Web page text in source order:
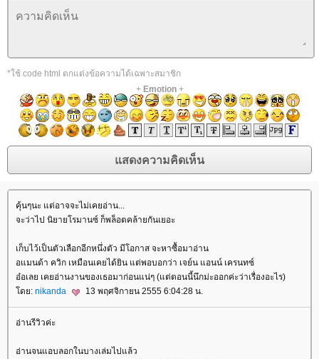
*ใช้ code html ตกแต่งข้อความได้เฉพาะสมาชิก
+ Emotion+
คุ้นๆนะ แต่อาจจะไม่เคยอ่าน...
จะว่าไป นิยายโรมานซ์ ก็พล็อตคล้ายกันเยอะ
เก็บไว้เป็นตัวเลือกอีกหนึ่งตัว มีโอกาส จะหาซื้อมาอ่าน
อแมนด้า ควิก เหมือนเคยได้ยิน แต่พอบอกว่า เจย์น แอนน์ เครนทซ์
อ๋อเลย เคยอ่านงานของเธอมาก่อนแน่ๆ (แต่ตอนนี้นึกม่ะออกค่ะว่าเรื่องอะไร)
ดย: nikanda 13 พฤศจิกายน 2555 6:04:28 น.
อ่านรีวิวค่ะ
อ่านจนแอบลอกในบางเล่มไปแล้ว